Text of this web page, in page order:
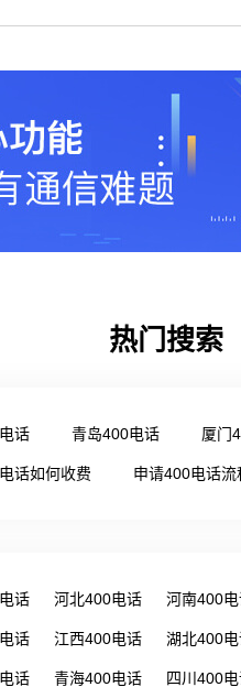
热门搜索
话 青岛400电话 厦门
话如何收费 申请400电话流
话 河北400电话 河南400
话 江西400电话 湖北400
话 青海400电话 四川400